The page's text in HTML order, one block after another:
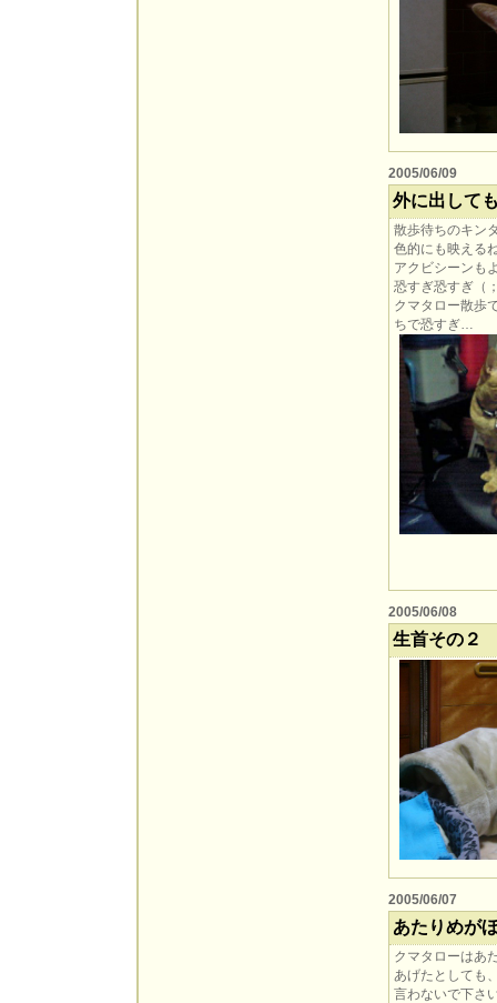
2005/06/09
外に出して
散歩待ちのキン
色的にも映える
アクビシーンも
恐すぎ恐すぎ（
クマタロー散歩
ちで恐すぎ…
2005/06/08
生首その２
2005/06/07
あたりめが
クマタローはあ
あげたとしても
言わないで下さ